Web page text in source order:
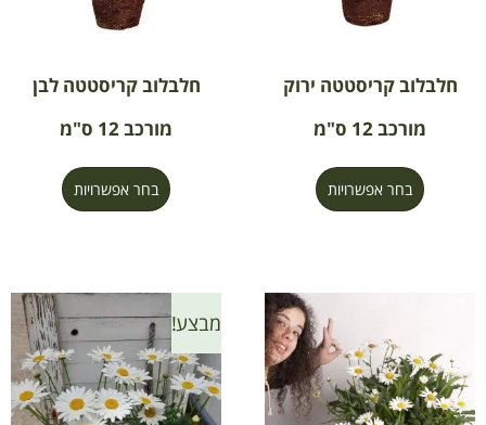
חלבלוב קריסטטה ירוק
מורכב 12 ס"מ
בחר אפשרויות
חלבלוב קריסטטה לבן
מורכב 12 ס"מ
בחר אפשרויות
מבצע!